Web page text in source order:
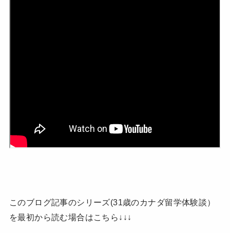
このブログ記事のシリーズ(31歳のカナダ留学体験談）
を最初から読む場合はこちら↓↓↓